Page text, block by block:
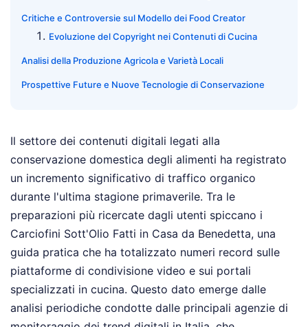
Critiche e Controversie sul Modello dei Food Creator
Evoluzione del Copyright nei Contenuti di Cucina
Analisi della Produzione Agricola e Varietà Locali
Prospettive Future e Nuove Tecnologie di Conservazione
Il settore dei contenuti digitali legati alla
conservazione domestica degli alimenti ha registrato
un incremento significativo di traffico organico
durante l'ultima stagione primaverile. Tra le
preparazioni più ricercate dagli utenti spiccano i
Carciofini Sott'Olio Fatti in Casa da Benedetta, una
guida pratica che ha totalizzato numeri record sulle
piattaforme di condivisione video e sui portali
specializzati in cucina. Questo dato emerge dalle
analisi periodiche condotte dalle principali agenzie di